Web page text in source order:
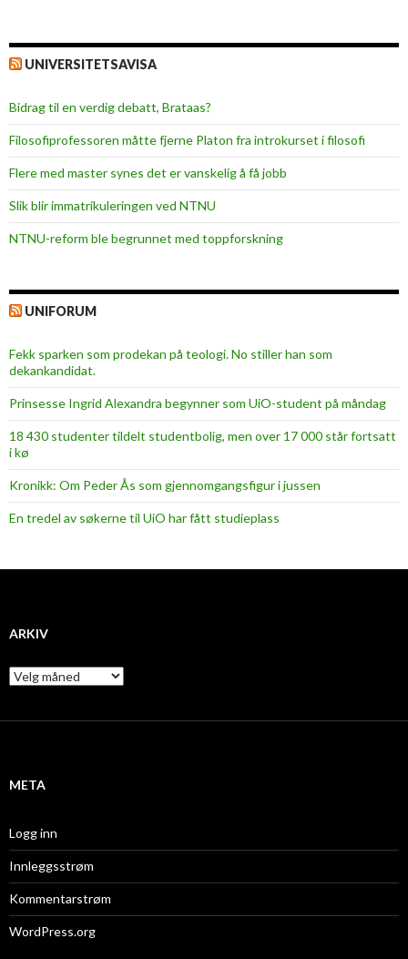
UNIVERSITETSAVISA
Bidrag til en verdig debatt, Brataas?
Filosofiprofessoren måtte fjerne Platon fra introkurset i filosofi
Flere med master synes det er vanskelig å få jobb
Slik blir immatrikuleringen ved NTNU
NTNU-reform ble begrunnet med toppforskning
UNIFORUM
Fekk sparken som prodekan på teologi. No stiller han som
dekankandidat.
Prinsesse Ingrid Alexandra begynner som UiO-student på måndag
18 430 studenter tildelt studentbolig, men over 17 000 står fortsatt
i kø
Kronikk: Om Peder Ås som gjennomgangsfigur i jussen
En tredel av søkerne til UiO har fått studieplass
ARKIV
A
r
i
META
Logg inn
Innleggsstrøm
Kommentarstrøm
WordPress.org